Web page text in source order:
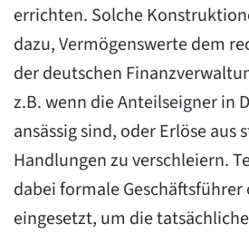
errichten. Solche
dazu, Vermögenswerte dem
der deutschen
z.B. wenn die Anteilseigner in
ansässig sind, oder Erlöse aus
Handlungen zu verschleiern.
dabei formale Geschäftsführer
eingesetzt, um die